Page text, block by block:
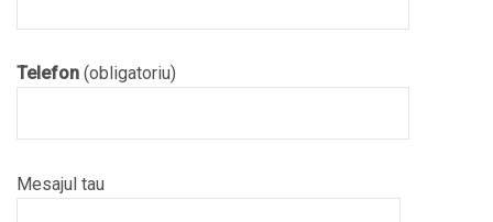
Telefon (obligatoriu)
Mesajul tau